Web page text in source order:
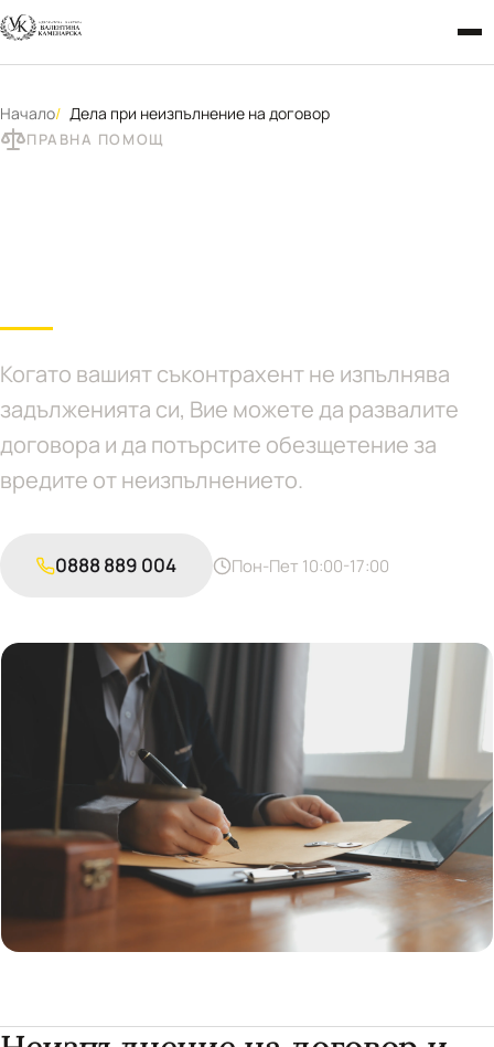
Начало Дела при неизпълнение на договор
ПРАВНА ПОМОЩ
Когато вашият съконтрахент не изпълнява
задълженията си, Вие можете да развалите
договора и да потърсите обезщетение за
вредите от неизпълнението.
0888 889 004 Пон-Пет 10:00-17:00